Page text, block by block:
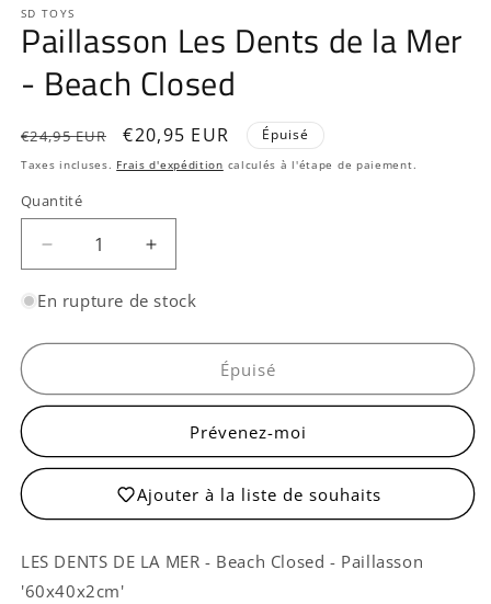
média
1
dans
fenêtre
modale
SD TOYS
Paillasson Les Dents de la Mer
- Beach Closed
Prix
habituel
€24,95 EUR
Prix
promotionnel
€20,95 EUR Épuisé
Taxes incluses. Frais d'expédition calculés à l'étape de paiement.
Quantité
Quantité
Réduire
la
quantité
Paillasson
Dents
Mer
Augmenter
la
quantité
Paillasson
Dents
Mer
-
Beach
En rupture de stock
Épuisé
Prévenez-moi
Ajouter à la liste de souhaits
LES DENTS DE LA MER - Beach Closed - Paillasson
'60x40x2cm'